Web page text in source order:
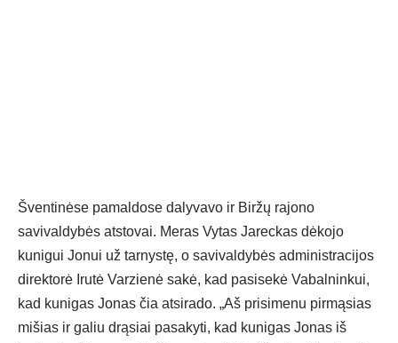
Šventinėse pamaldose dalyvavo ir Biržų rajono
savivaldybės atstovai. Meras Vytas Jareckas dėkojo
kunigui Jonui už tarnystę, o savivaldybės administracijos
direktorė Irutė Varzienė sakė, kad pasisekė Vabalninkui,
kad kunigas Jonas čia atsirado. „Aš prisimenu pirmąsias
mišias ir galiu drąsiai pasakyti, kad kunigas Jonas iš